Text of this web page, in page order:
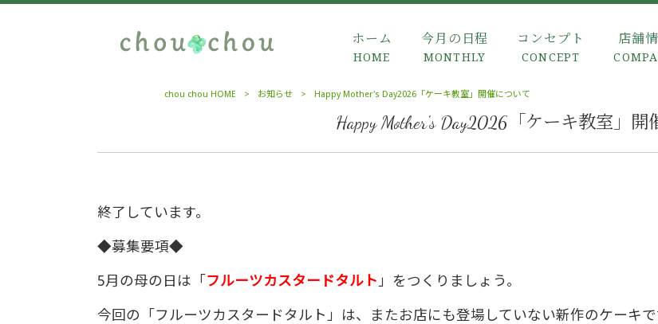
ホーム
HOME
今月の日程
MONTHLY
コンセプト
CONCEPT
店舗
chou chou HOME > お知らせ > Happy Mother's Day2026「ケーキ教室」開催について
Happy Mother's Day2026「ケーキ教室」
終了しています。
◆募集要項◆
5月の母の日は「 フルーツカスタードタルト」をつくりましょう。
今回の「フルーツカスタードタルト」 は、またお店にも登場していない新作のケーキで